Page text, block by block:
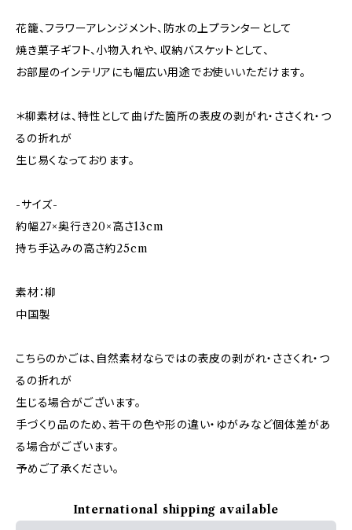
花籠、フラワーアレンジメント、防水の上プランターとして
焼き菓子ギフト、小物入れや、収納バスケットとして、
お部屋のインテリアにも幅広い用途でお使いいただけます。
＊柳素材は、特性として曲げた箇所の表皮の剥がれ・ささくれ・つ
るの折れが
生じ易くなっております。
-サイズ-
約幅27×奥行き20×高さ13cm
持ち手込みの高さ約25cm
素材：柳
中国製
こちらのかごは、自然素材ならではの表皮の剥がれ・ささくれ・つ
るの折れが
生じる場合がございます。
手づくり品のため、若干の色や形の違い・ゆがみなど個体差があ
る場合がございます。
予めご了承ください。
International shipping available